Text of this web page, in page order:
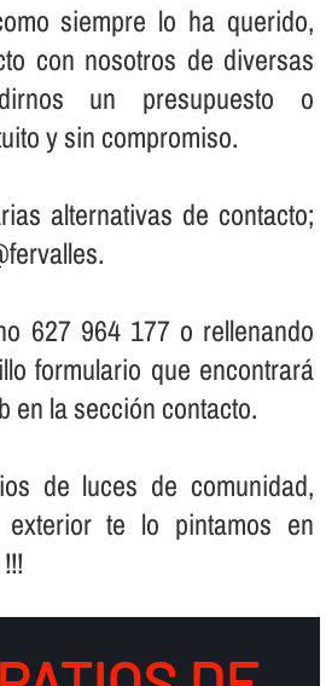
siempre lo ha querido,
con nosotros de diversas
un presupuesto o
y sin compromiso.
alternativas de contacto;
627 964 177 o rellenando
formulario que encontrará
en la sección contacto.
de luces de comunidad,
te lo pintamos en